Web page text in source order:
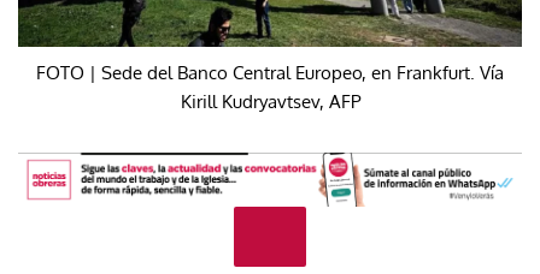
FOTO | Sede del Banco Central Europeo, en Frankfurt. Vía
Kirill Kudryavtsev, AFP